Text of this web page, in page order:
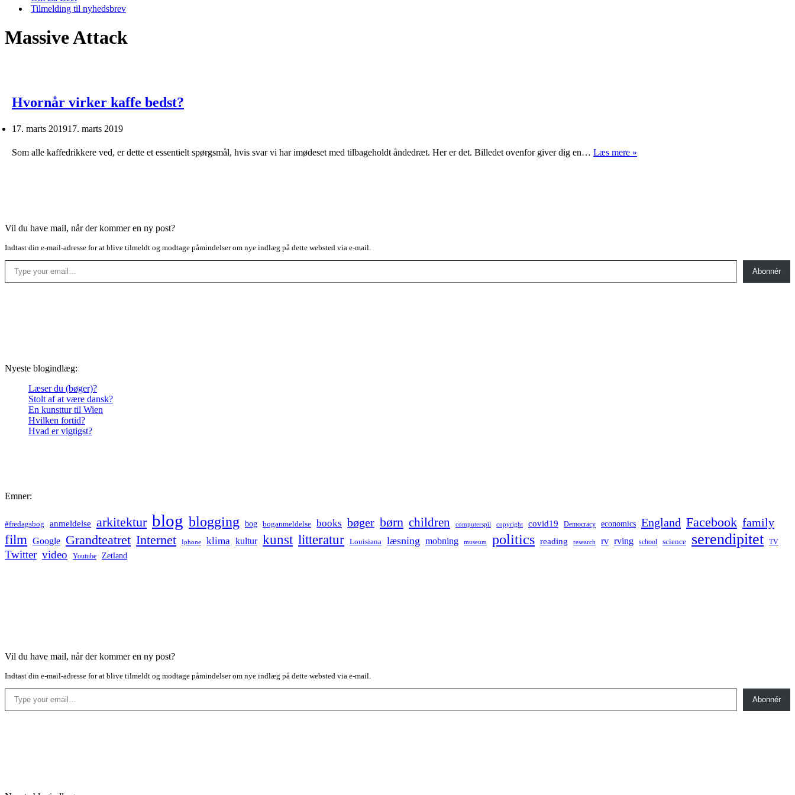
Tilmelding til nyhedsbrev
Massive Attack
Hvornår virker kaffe bedst?
17. marts 201917. marts 2019
Som alle kaffedrikkere ved, er dette et essentielt spørgsmål, hvis svar vi har imødeset med tilbageholdt åndedræt. Her er det. Billedet ovenfor giver dig en… Læs mere »
Vil du have mail, når der kommer en ny post?
Indtast din e-mail-adresse for at blive tilmeldt og modtage påmindelser om nye indlæg på dette websted via e-mail.
Type your email…
Abonnér
Nyeste blogindlæg:
Læser du (bøger)?
Stolt af at være dansk?
En kunsttur til Wien
Hvilken fortid?
Hvad er vigtigst?
Emner:
#fredagsbog anmeldelse arkitektur blog blogging bog boganmeldelse books bøger børn children computerspil copyright covid19 Democracy economics England Facebook family
film Google Grandteatret Internet Iphone klima kultur kunst litteratur Louisiana læsning mobning museum politics reading research rv rving school science serendipitet TV
Twitter video Youtube Zetland
Vil du have mail, når der kommer en ny post?
Indtast din e-mail-adresse for at blive tilmeldt og modtage påmindelser om nye indlæg på dette websted via e-mail.
Type your email…
Abonnér